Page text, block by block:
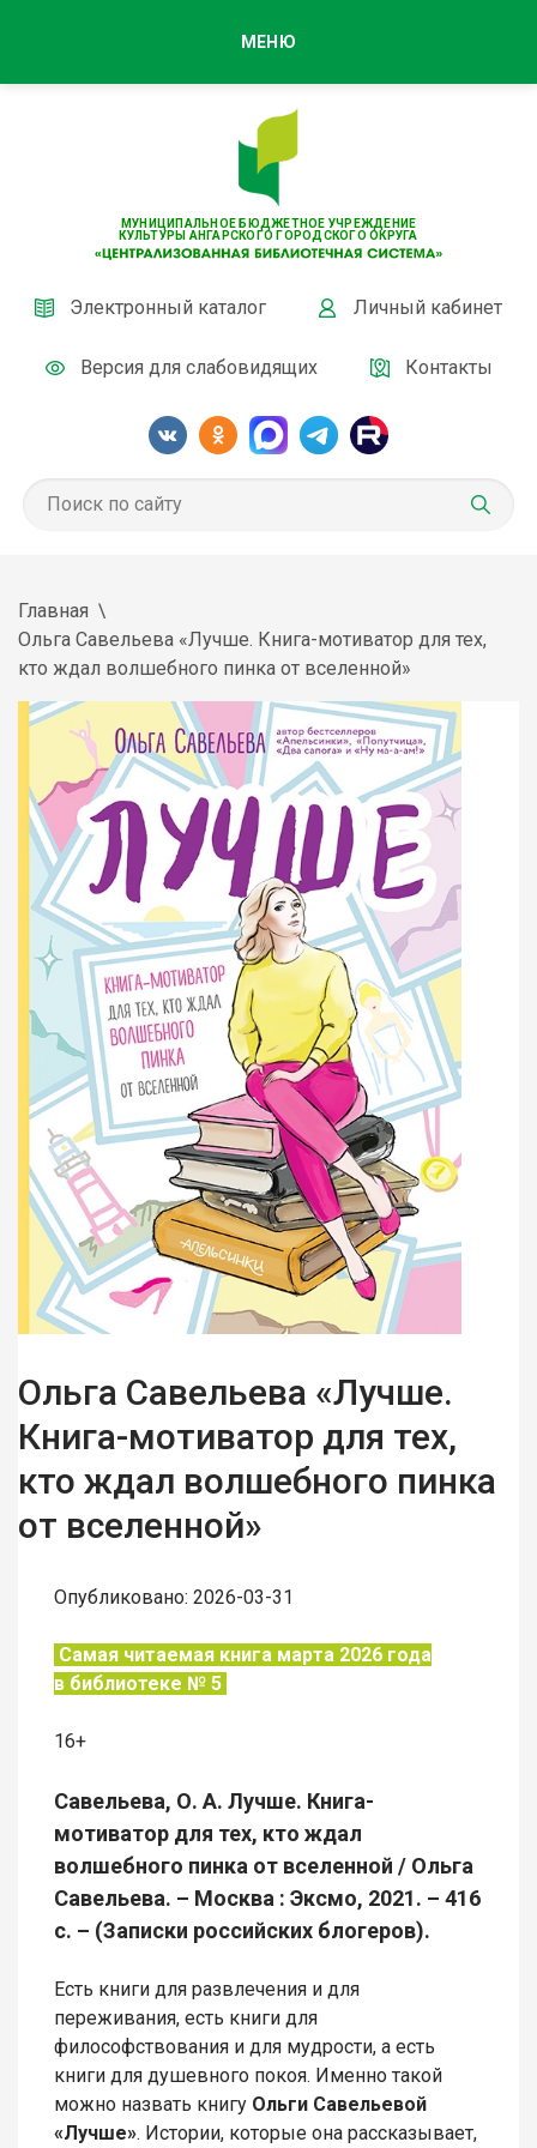
МУНИЦИПАЛЬНОЕ БЮДЖЕТНОЕ УЧРЕЖДЕНИЕ
КУЛЬТУРЫ АНГАРСКОГО ГОРОДСКОГО ОКРУГА
Электронный каталог Личный кабинет
Версия для слабовидящих Контакты
МЕНЮ
Главная
Ольга Савельева «Лучше. Книга-мотиватор для тех,
кто ждал волшебного пинка от вселенной»
Ольга Савельева «Лучше.
Книга-мотиватор для тех,
кто ждал волшебного пинка
от вселенной»
Опубликовано: 2026-03-31
Самая читаемая книга марта 2026 года
в библиотеке № 5
16+
Савельева, О. А. Лучше. Книга-
мотиватор для тех, кто ждал
волшебного пинка от вселенной / Ольга
Савельева. – Москва : Эксмо, 2021. – 416
с. – (Записки российских блогеров).
Есть книги для развлечения и для
переживания, есть книги для
философствования и для мудрости, а есть
книги для душевного покоя. Именно такой
можно назвать книгу Ольги Савельевой
«Лучше». Истории, которые она рассказывает,